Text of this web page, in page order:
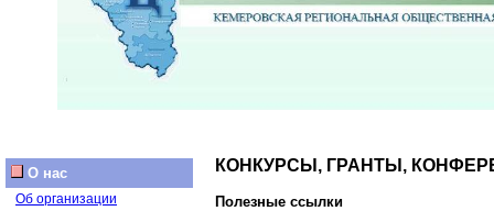
О нас
Об организации
КОНКУРСЫ, ГРАНТЫ,
Полезные ссылки